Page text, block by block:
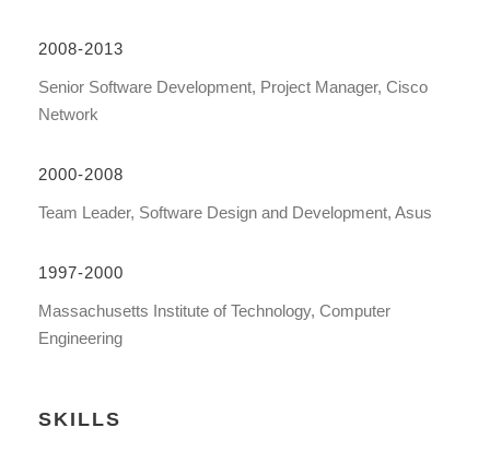
2008-2013
Senior Software Development, Project Manager, Cisco
Network
2000-2008
Team Leader, Software Design and Development, Asus
1997-2000
Massachusetts Institute of Technology, Computer
Engineering
SKILLS